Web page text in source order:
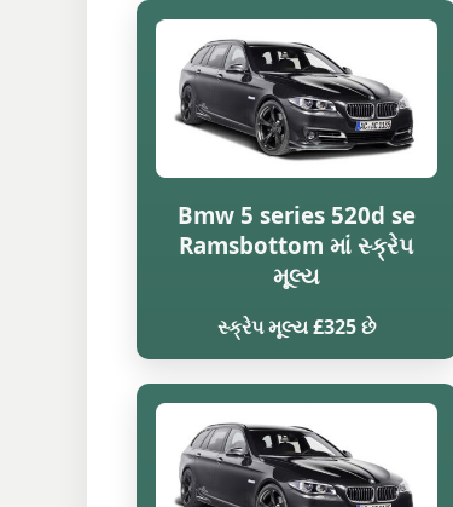
Bmw 5 series 520d se
Ramsbottom માં સ્ક્રેપ
મૂલ્ય
સ્ક્રેપ મૂલ્ય £325 છે